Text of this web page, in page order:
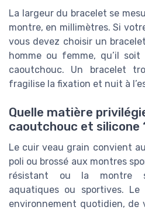
La largeur du bracelet se
montre, en millimètres. Si
vous devez choisir un
homme ou femme, qu’il
caoutchouc. Un bracelet
fragilise la fixation et nuit à
Quelle matière
caoutchouc et silicone
Le cuir veau grain convient
poli ou brossé aux montres
résistant ou la montre
aquatiques ou sportives.
environnement quotidien, de